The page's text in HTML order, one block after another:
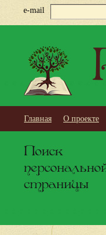
e-mail
Главная О проекте
Поиск
страницы